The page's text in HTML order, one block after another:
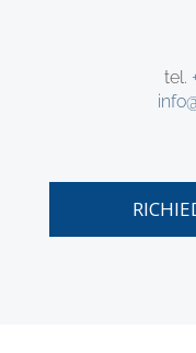
tel.